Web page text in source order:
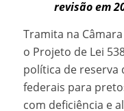
revisão em
Tramita na
o Projeto de Lei
política de reserva
federais para
com deficiência e